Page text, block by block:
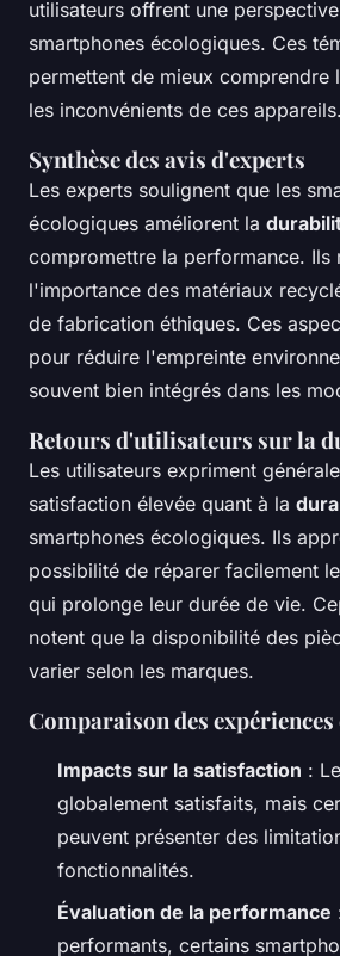
utilisateurs offrent une
smartphones écologiques. Ces
permettent de mieux comprendre
les inconvénients de ces appareils.
Synthèse des avis d'experts
Les experts soulignent que les
écologiques améliorent la
compromettre la performance. Ils
l'importance des matériaux
de fabrication éthiques. Ces
pour réduire l'empreinte
souvent bien intégrés dans les
Retours d'utilisateurs sur la
Les utilisateurs expriment
satisfaction élevée quant à la
smartphones écologiques. Ils
possibilité de réparer facilement
qui prolonge leur durée de vie.
notent que la disponibilité des
varier selon les marques.
Comparaison des
Impacts sur la satisfaction :
globalement satisfaits, mais
peuvent présenter des
fonctionnalités.
Évaluation de la performance
performants, certains